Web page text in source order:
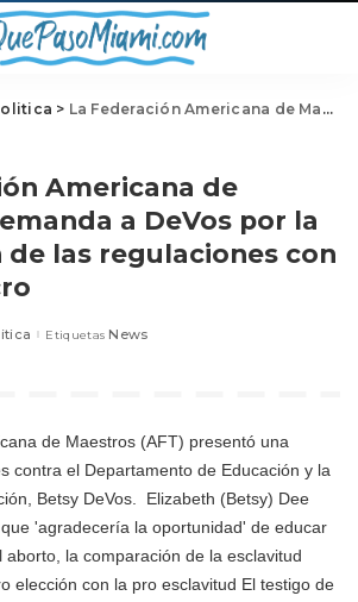
> La Federación Americana de Maestros demanda a DeVos por la derogación de las regulaciones con fines de lucro
Americana de
a DeVos por la
las regulaciones con
Etiquetas News
de Maestros (AFT) presentó una
contra el Departamento de Educación y la
Betsy DeVos.
Elizabeth (Betsy) Dee
'agradecería la oportunidad' de educar
aborto, la comparación de la esclavitud
elección con la pro esclavitud El testigo de